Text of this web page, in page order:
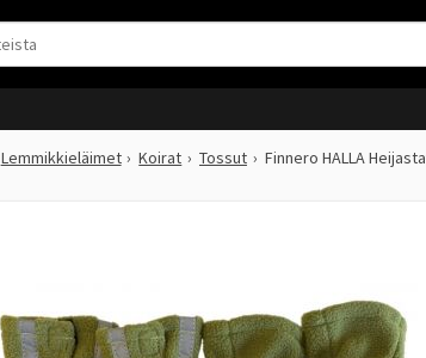
Lemmikkieläimet Koirat Tossut Finnero HALLA